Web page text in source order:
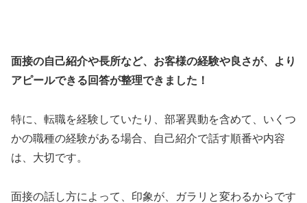
面接の自己紹介や長所など、お客様の経験や良さが、より
アピールできる回答が整理できました！
特に、転職を経験していたり、部署異動を含めて、いくつ
かの職種の経験がある場合、自己紹介で話す順番や内容
は、大切です。
面接の話し方によって、印象が、ガラリと変わるからです